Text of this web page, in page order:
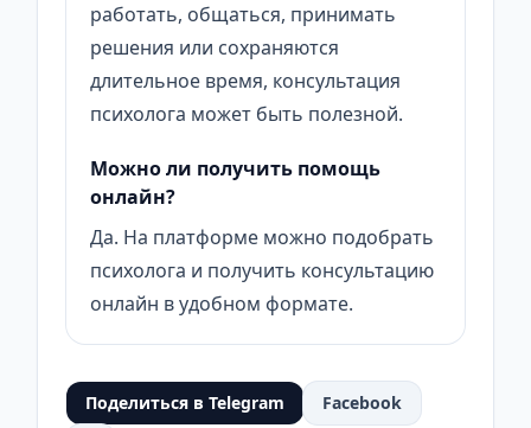
работать, общаться, принимать
решения или сохраняются
длительное время, консультация
психолога может быть полезной.
Можно ли получить помощь
онлайн?
Да. На платформе можно подобрать
психолога и получить консультацию
онлайн в удобном формате.
Поделиться в Telegram
Facebook